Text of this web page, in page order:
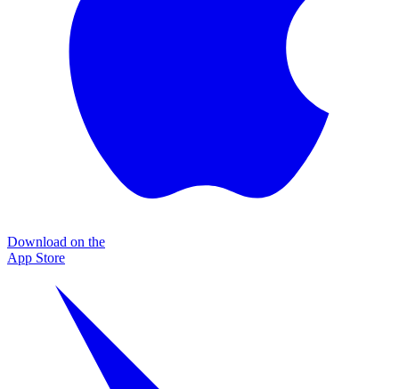
Download on the
App Store